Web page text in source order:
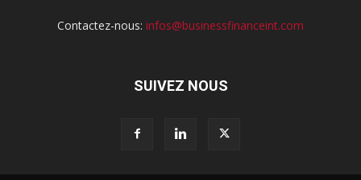
Contactez-nous: infos@businessfinanceint.com
SUIVEZ NOUS